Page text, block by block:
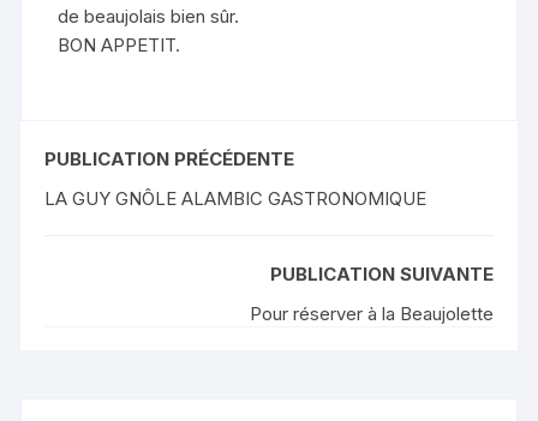
de beaujolais bien sûr.
BON APPETIT.
PUBLICATION PRÉCÉDENTE
LA GUY GNÔLE ALAMBIC GASTRONOMIQUE
PUBLICATION SUIVANTE
Pour réserver à la Beaujolette